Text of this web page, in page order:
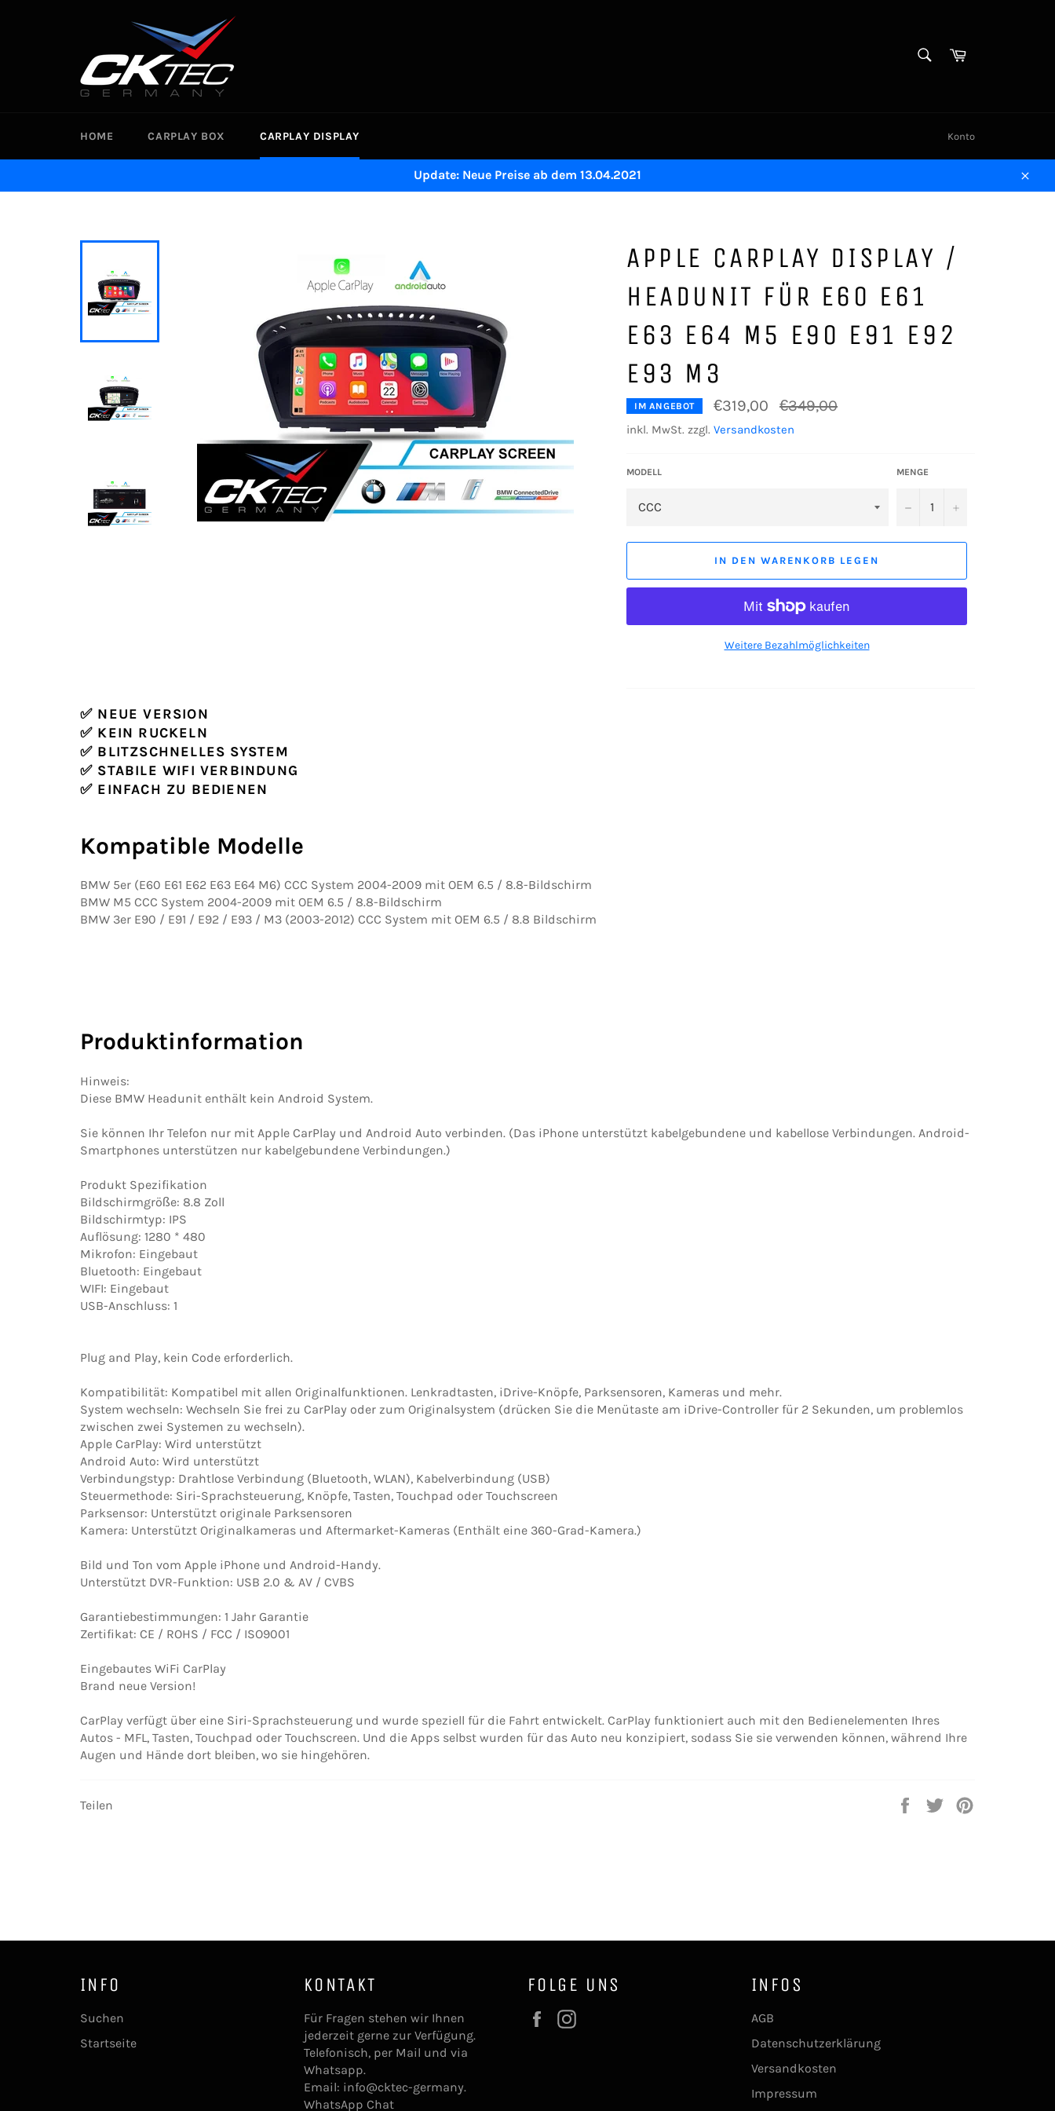
Warenkorb
HOME CARPLAY BOX CARPLAY DISPLAY Konto
Update: Neue Preise ab dem 13.04.2021
APPLE CARPLAY DISPLAY /
HEADUNIT FÜR E60 E61
E63 E64 M5 E90 E91 E92
E93 M3
IM ANGEBOT €319,00
Normaler
Preis
€349,00
inkl. MwSt. zzgl. Versandkosten
MODELL MENGE
− +
IN DEN WARENKORB LEGEN
Weitere Bezahlmöglichkeiten
✅ NEUE VERSION
✅ KEIN RUCKELN
✅ BLITZSCHNELLES SYSTEM
✅ STABILE WIFI VERBINDUNG
✅ EINFACH ZU BEDIENEN
Kompatible Modelle
BMW 5er (E60 E61 E62 E63 E64 M6) CCC System 2004-2009 mit OEM 6.5 / 8.8-Bildschirm
BMW M5 CCC System 2004-2009 mit OEM 6.5 / 8.8-Bildschirm
BMW 3er E90 / E91 / E92 / E93 / M3 (2003-2012) CCC System mit OEM 6.5 / 8.8 Bildschirm
Produktinformation
Hinweis:
Diese BMW Headunit enthält kein Android System.
Sie können Ihr Telefon nur mit Apple CarPlay und Android Auto verbinden. (Das iPhone unterstützt kabelgebundene und kabellose Verbindungen. Android-
Smartphones unterstützen nur kabelgebundene Verbindungen.)
Produkt Spezifikation
Bildschirmgröße: 8.8 Zoll
Bildschirmtyp: IPS
Auflösung: 1280 * 480
Mikrofon: Eingebaut
Bluetooth: Eingebaut
WIFI: Eingebaut
USB-Anschluss: 1
Plug and Play, kein Code erforderlich.
Kompatibilität: Kompatibel mit allen Originalfunktionen. Lenkradtasten, iDrive-Knöpfe, Parksensoren, Kameras und mehr.
System wechseln: Wechseln Sie frei zu CarPlay oder zum Originalsystem (drücken Sie die Menütaste am iDrive-Controller für 2 Sekunden, um problemlos
zwischen zwei Systemen zu wechseln).
Apple CarPlay: Wird unterstützt
Android Auto: Wird unterstützt
Verbindungstyp: Drahtlose Verbindung (Bluetooth, WLAN), Kabelverbindung (USB)
Steuermethode: Siri-Sprachsteuerung, Knöpfe, Tasten, Touchpad oder Touchscreen
Parksensor: Unterstützt originale Parksensoren
Kamera: Unterstützt Originalkameras und Aftermarket-Kameras (Enthält eine 360-Grad-Kamera.)
Bild und Ton vom Apple iPhone und Android-Handy.
Unterstützt DVR-Funktion: USB 2.0 & AV / CVBS
Garantiebestimmungen: 1 Jahr Garantie
Zertifikat: CE / ROHS / FCC / ISO9001
Eingebautes WiFi CarPlay
Brand neue Version!
CarPlay verfügt über eine Siri-Sprachsteuerung und wurde speziell für die Fahrt entwickelt. CarPlay funktioniert auch mit den Bedienelementen Ihres
Autos - MFL, Tasten, Touchpad oder Touchscreen. Und die Apps selbst wurden für das Auto neu konzipiert, sodass Sie sie verwenden können, während Ihre
Augen und Hände dort bleiben, wo sie hingehören.
Teilen
Auf
Auf
INFO
Suchen
Startseite
KONTAKT
Für Fragen stehen wir Ihnen
jederzeit gerne zur Verfügung.
Telefonisch, per Mail und via
Whatsapp.
Email: info@cktec-germany.
WhatsApp Chat
FOLGE UNS
Facebook
INFOS
AGB
Datenschutzerklärung
Versandkosten
Impressum